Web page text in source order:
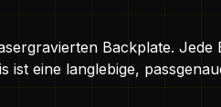
Backplate. Jede
ist eine langlebige,